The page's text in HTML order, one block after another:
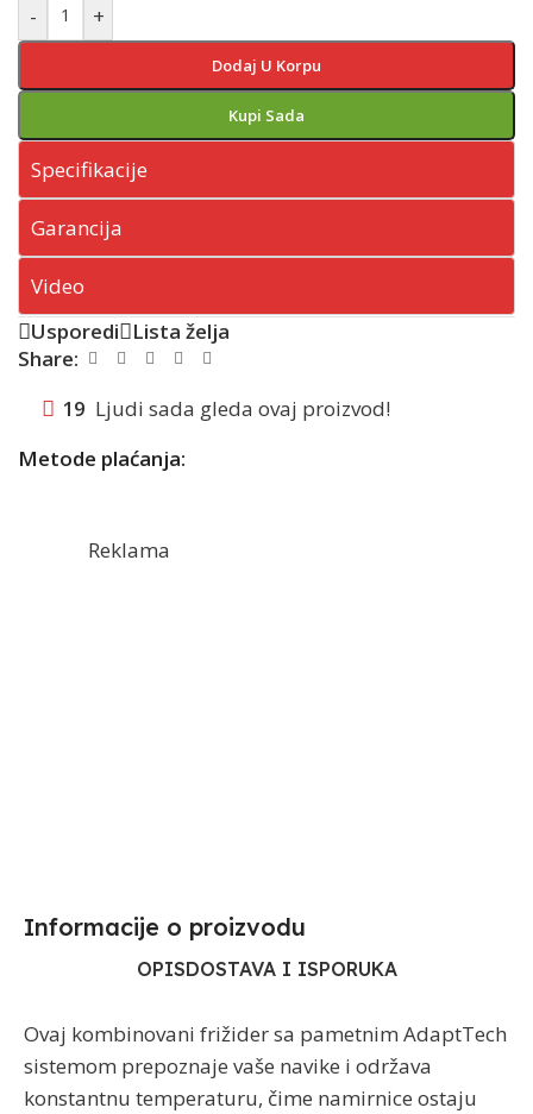
- +
Dodaj U Korpu
Kupi Sada
Specifikacije
Garancija
Video
Usporedi
Lista želja
Share:
19 Ljudi sada gleda ovaj proizvod!
Metode plaćanja:
Reklama
Informacije o proizvodu​
OPISDOSTAVA I ISPORUKA
Ovaj kombinovani frižider sa pametnim AdaptTech
sistemom prepoznaje vaše navike i održava
konstantnu temperaturu, čime namirnice ostaju